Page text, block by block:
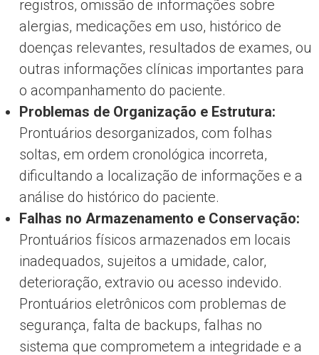
registros, omissão de informações sobre
alergias, medicações em uso, histórico de
doenças relevantes, resultados de exames, ou
outras informações clínicas importantes para
o acompanhamento do paciente.
Problemas de Organização e Estrutura:
Prontuários desorganizados, com folhas
soltas, em ordem cronológica incorreta,
dificultando a localização de informações e a
análise do histórico do paciente.
Falhas no Armazenamento e Conservação:
Prontuários físicos armazenados em locais
inadequados, sujeitos a umidade, calor,
deterioração, extravio ou acesso indevido.
Prontuários eletrônicos com problemas de
segurança, falta de backups, falhas no
sistema que comprometem a integridade e a